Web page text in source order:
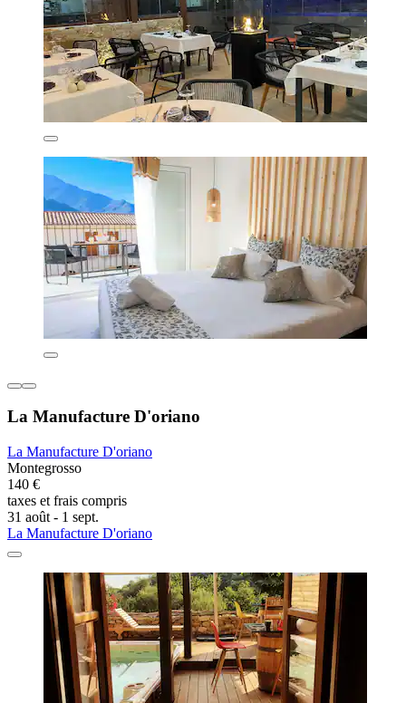
La Manufacture D'oriano
La Manufacture D'oriano
Montegrosso
140 €
taxes et frais compris
31 août - 1 sept.
La Manufacture D'oriano